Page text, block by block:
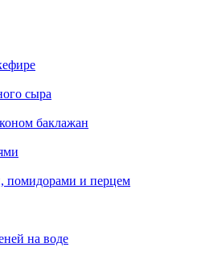
сыра
баклажан
помидорами и перцем
на воде